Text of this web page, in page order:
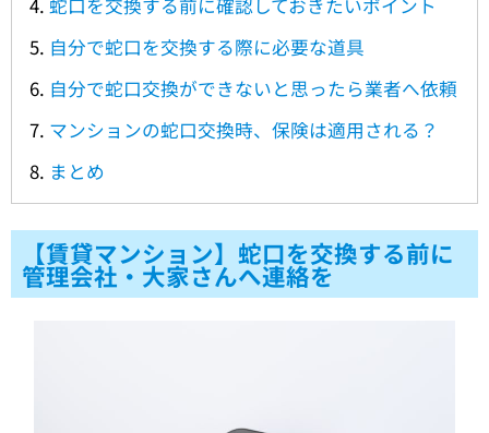
蛇口を交換する前に確認しておきたいポイント
自分で蛇口を交換する際に必要な道具
自分で蛇口交換ができないと思ったら業者へ依頼
マンションの蛇口交換時、保険は適用される？
まとめ
【賃貸マンション】蛇口を交換する前に
管理会社・大家さんへ連絡を